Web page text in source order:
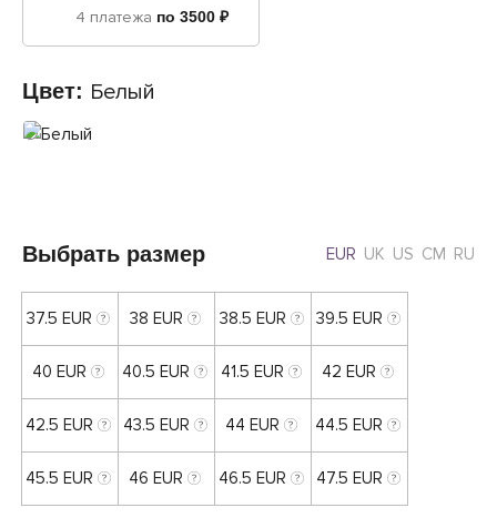
4 платежа по 3500 ₽
Цвет: Белый
Выбрать размер EUR UK US CM RU
37.5 EUR 38 EUR 38.5 EUR 39.5 EUR
40 EUR 40.5 EUR 41.5 EUR 42 EUR
42.5 EUR 43.5 EUR 44 EUR 44.5 EUR
45.5 EUR 46 EUR 46.5 EUR 47.5 EUR